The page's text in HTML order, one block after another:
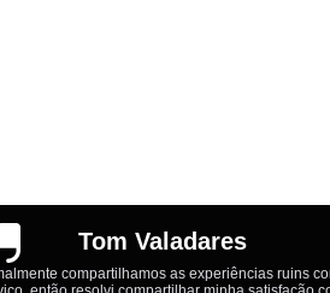
Igor Cordeiro